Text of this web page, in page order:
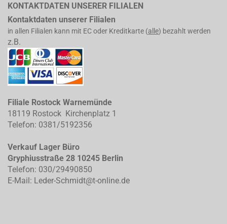
KONTAKTDATEN UNSERER FILIALEN
Kontaktdaten unserer Filialen
in allen Filialen kann mit EC oder Kreditkarte (alle) bezahlt werden
z.B.
Filiale Rostock Warnemünde
18119 Rostock Kirchenplatz 1
Telefon: 0381/5192356
Verkauf Lager Büro
Gryphiusstraße 28 10245 Berlin
Telefon: 030/29490850
E-Mail: Leder-Schmidt@t-online.de